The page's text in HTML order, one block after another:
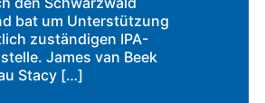
bat um Unterstützung
zuständigen IPA-
James van Beek
Stacy […]